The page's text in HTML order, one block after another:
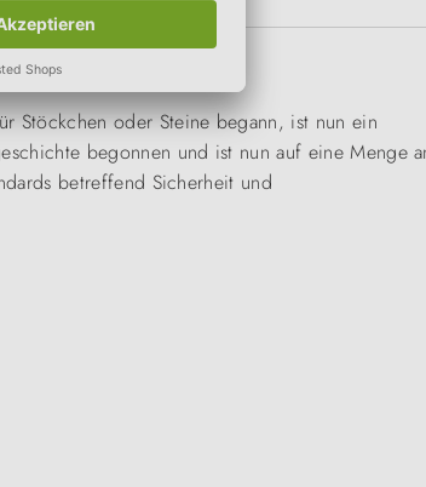
Stöckchen oder Steine begann, ist nun ein
begonnen und ist nun auf eine Menge
betreffend Sicherheit und